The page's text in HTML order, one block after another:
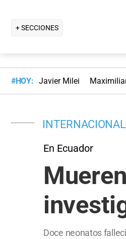
+ SECCIONES
#HOY: Javier Milei
En Ecuador
Doce neonatos